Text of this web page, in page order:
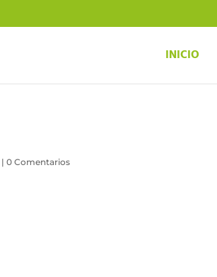
INICIO
|0 Comentarios